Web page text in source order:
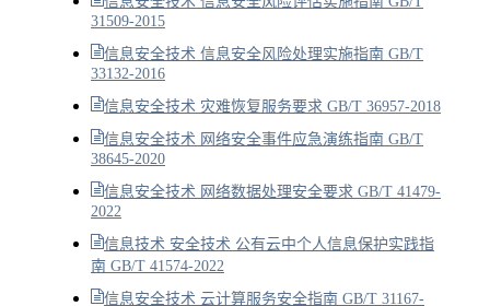
31509-2015
信息安全技术 信息安全风险处理实施指南 GB/T
33132-2016
信息安全技术 灾难恢复服务要求 GB/T 36957-2018
信息安全技术 网络安全事件应急演练指南 GB/T
38645-2020
信息安全技术 网络数据处理安全要求 GB/T 41479-
2022
信息技术 安全技术 公有云中个人信息保护实践指
南 GB/T 41574-2022
信息安全技术 云计算服务安全指南 GB/T 31167-